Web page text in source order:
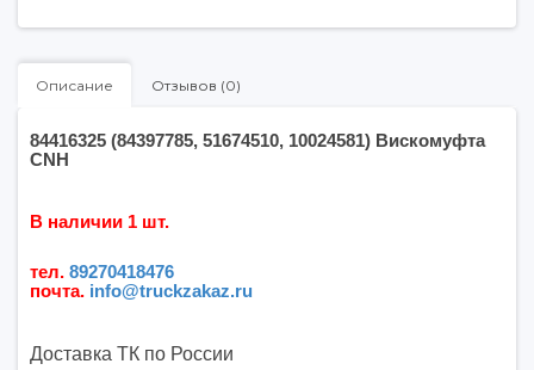
Описание Отзывов (0)
84416325 (84397785, 51674510, 10024581) Вискомуфта
CNH
В наличии 1 шт.
тел. 89270418476
почта. info@truckzakaz.ru
Доставка ТК по России